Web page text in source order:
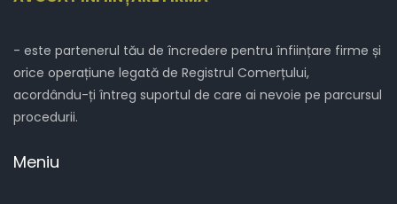
- este partenerul tău de încredere pentru înființare firme și
orice operațiune legată de Registrul Comerțului,
acordându-ți întreg suportul de care ai nevoie pe parcursul
procedurii.
Meniu